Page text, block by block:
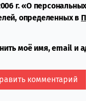
г. «О
определенных в
моё имя, email и